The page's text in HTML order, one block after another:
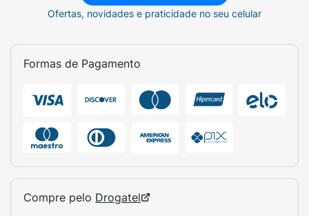
Ofertas, novidades e praticidade no seu celular
Formas de Pagamento
Compre pelo Drogatel